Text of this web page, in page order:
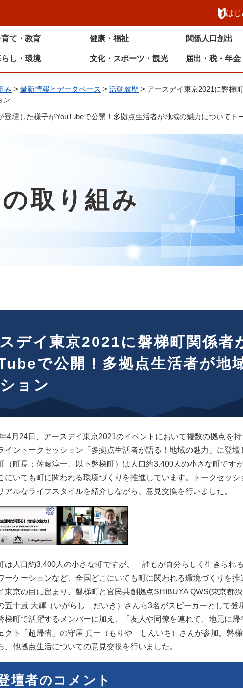
は
育て・教育 健康・福祉 関係人口創出
らし・環境 文化・スポーツ・観光 届出・税・年金
み > 最新情報とデータベース > 活動履歴 > アースデイ東京2021に磐梯
ン
登壇した様子がYouTubeで公開！多拠点生活者が地域の魅力についてト
取り組み
デイ東京2021に磐梯町関係者
で公開！多拠点生活者が地
ョン
4月24日、アースデイ東京2021のイベントにおいて複数の拠点を
イントークセッション「多拠点生活者が語る！地域の魅力」に登
（町長：佐藤淳一、以下磐梯町）は人口約3,400人の小さな町です
にいても町に関われる環境づくりを推進しています。トークセッ
アルなライフスタイルを紹介しながら、意見交換を行いました。
は人口約3,400人の小さな町ですが、「誰もが自分らしく生きられ
ーケーションなど、全国どこにいても町に関われる環境づくりを
東京の目に留まり、磐梯町と官民共創拠点SHIBUYA QWS(東京都
五十嵐 大輝（いがらし だいき）さんら3名がスピーカーとして登
梯町で活躍するメンバーに加え、「友人や同僚を連れて、地元に
クト「超帰省」の守屋 真一（もりや しんいち）さんが参加。磐
、他拠点生活についての意見交換を行いました。
壇者のコメント